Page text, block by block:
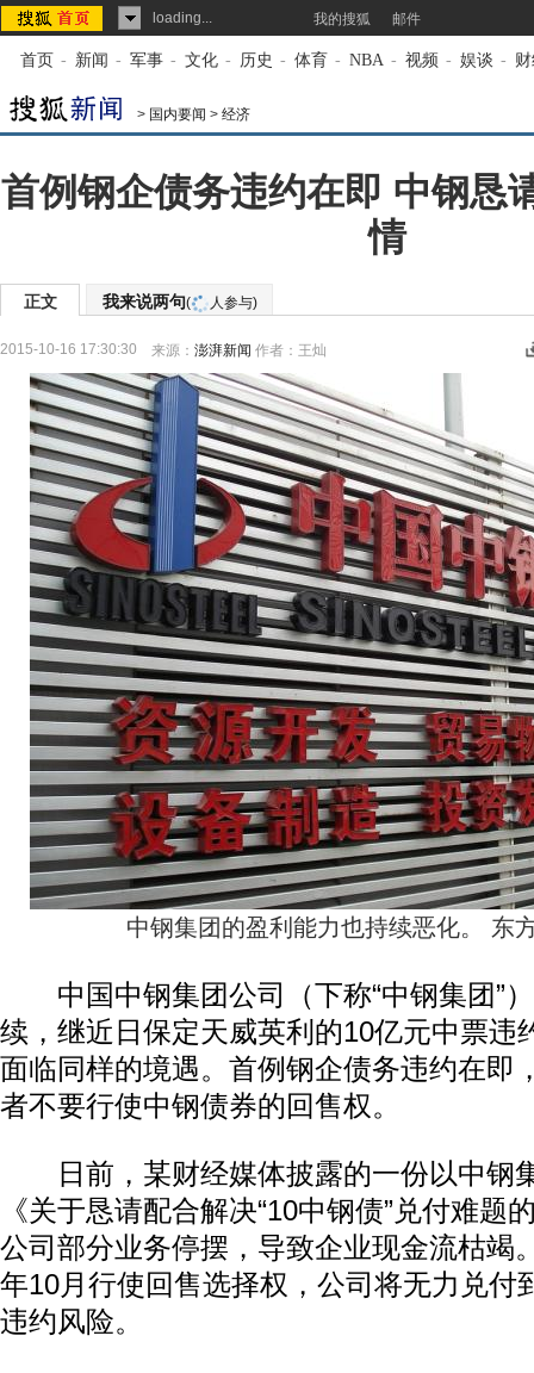
loading... 我的搜狐 邮件
首页 - 新闻 - 军事 - 文化 - 历史 - 体育 - NBA - 视频 - 娱谈 -
> 国内要闻 > 经济
首例钢企债务违约在即 中钢恳
情
正文 我来说两句( 人参与)
2015-10-16 17:30:30 来源： 澎湃新闻 作者：王灿
中钢集团的盈利能力也持续恶化。 东
中国中钢集团公司（下称“中钢集团”
续，继近日保定天威英利的10亿元中票违
面临同样的境遇。首例钢企债务违约在即
者不要行使中钢债券的回售权。
日前，某财经媒体披露的一份以中钢
《关于恳请配合解决“10中钢债”兑付难题
公司部分业务停摆，导致企业现金流枯竭
年10月行使回售选择权，公司将无力兑付
违约风险。